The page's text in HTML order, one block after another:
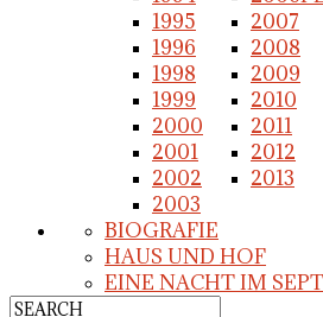
1995
1996
1998
1999
2000
2001
2002
2003
2007
2008
2009
2010
2011
2012
2013
BIOGRAFIE
HAUS UND HOF
EINE NACHT IM